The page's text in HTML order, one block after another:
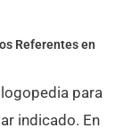
Referentes en
para
indicado. En